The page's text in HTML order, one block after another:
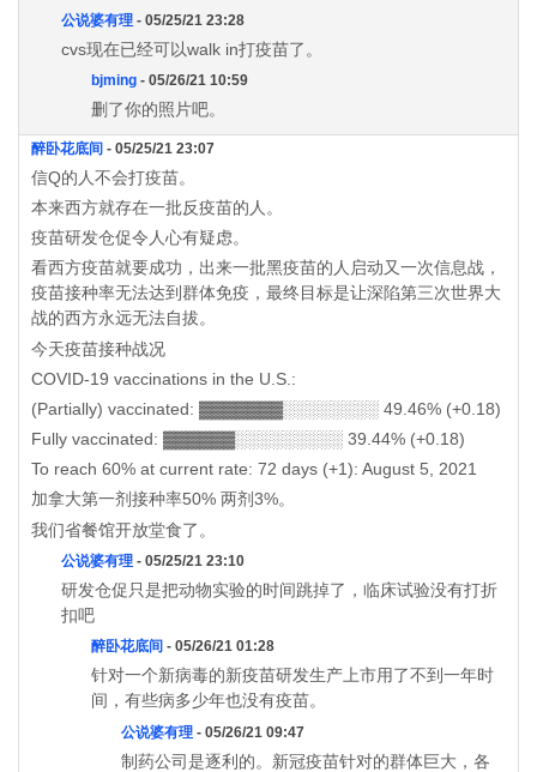
公说婆有理 - 05/25/21 23:28
cvs现在已经可以walk in打疫苗了。
bjming - 05/26/21 10:59
删了你的照片吧。
醉卧花底间 - 05/25/21 23:07
信Q的人不会打疫苗。
本来西方就存在一批反疫苗的人。
疫苗研发仓促令人心有疑虑。
看西方疫苗就要成功，出来一批黑疫苗的人启动又一次信息战，
疫苗接种率无法达到群体免疫，最终目标是让深陷第三次世界大
战的西方永远无法自拔。
今天疫苗接种战况
COVID-19 vaccinations in the U.S.:
(Partially) vaccinated: ▓▓▓▓▓▓▓░░░░░░░░ 49.46% (+0.18)
Fully vaccinated: ▓▓▓▓▓▓░░░░░░░░░ 39.44% (+0.18)
To reach 60% at current rate: 72 days (+1): August 5, 2021
加拿大第一剂接种率50% 两剂3%。
我们省餐馆开放堂食了。
公说婆有理 - 05/25/21 23:10
研发仓促只是把动物实验的时间跳掉了，临床试验没有打折
扣吧
醉卧花底间 - 05/26/21 01:28
针对一个新病毒的新疫苗研发生产上市用了不到一年时
间，有些病多少年也没有疫苗。
公说婆有理 - 05/26/21 09:47
制药公司是逐利的。新冠疫苗针对的群体巨大，各